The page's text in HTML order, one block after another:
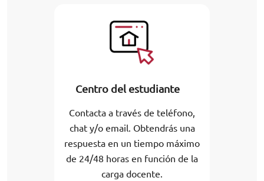
Centro del estudiante
Contacta a través de teléfono,
chat y/o email. Obtendrás una
respuesta en un tiempo máximo
de 24/48 horas en función de la
carga docente.